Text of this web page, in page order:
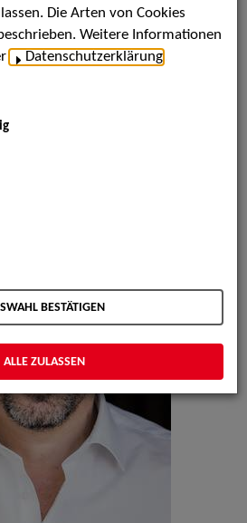
Die Arten von Cookies
Weitere Informationen
Datenschutzerklärung
BESTÄTIGEN
ALLE ZULASSEN